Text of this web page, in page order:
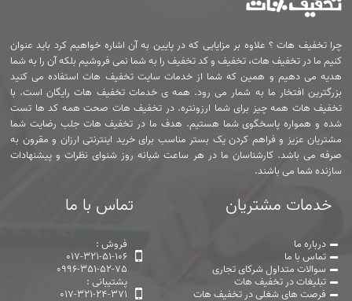
چرا تخفیف هات ؟ علاوه بر مزایایی که در پایین به آن اشاره خواهیم کرد باید عنوان
کنیم ما در تخفیف هات، تخفیف و کد تخفیف را به شما نمی فروشیم بلکه آن را به شما
هدیه می دهیم و همین که شما از خدمات سایت تخفیف هات استفاده می کنید
بزرگترین افتخار ما به شمار می رود. همه ی خدمات تخفیف هات رایگان است. با
تخفیف هات همه چیز برای شما ارزونتره. در تخفیف هات صحت همه کد ها تست
شده و همواره پاسخگوی شما هستیم. هدف ما در تخفیف هات جلب رضایت شما
مشتریان عزیز و فراهم کردن یک بستر مناسب برای خرید اینترنتی ارزان و مقرون به
صرفه می باشد. کارشناسان ما در هر ساعت شبانه روز شنوای نظرات و پیشنهادات
سازنده شما می باشند.
خدمات مشتریان
درباره ما
تماس با ما
سوالات متداول شرکای تجاری
تبلیغات در تخفیف هات
فرصت های شغلی در تخفیف هات
تماس با ما
فروش :
017-321-51-106
0996-351-52-75
پشتیبانی :
017-321-24-371